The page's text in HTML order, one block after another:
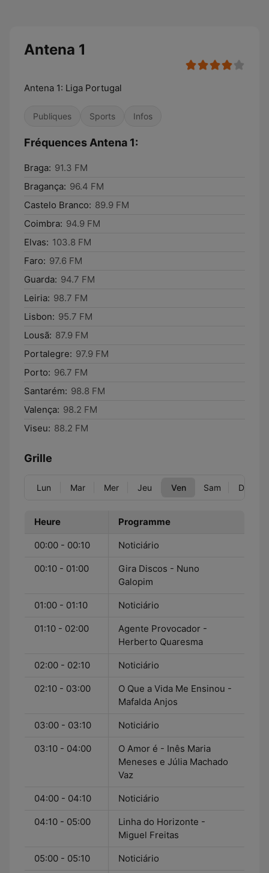
Antena 1
Antena 1: Liga Portugal
Publiques Sports Infos
Fréquences Antena 1:
Braga: 91.3 FM
Bragança: 96.4 FM
Castelo Branco: 89.9 FM
Coimbra: 94.9 FM
Elvas: 103.8 FM
Faro: 97.6 FM
Guarda: 94.7 FM
Leiria: 98.7 FM
Lisbon: 95.7 FM
Lousã: 87.9 FM
Portalegre: 97.9 FM
Porto: 96.7 FM
Santarém: 98.8 FM
Valença: 98.2 FM
Viseu: 88.2 FM
Grille
Lun Mar Mer Jeu Ven Sam Dim
Heure Programme
00:00 - 00:10 Noticiário
00:10 - 01:00
Gira Discos - Nuno
Galopim
01:00 - 01:10 Noticiário
01:10 - 02:00
Agente Provocador -
Herberto Quaresma
02:00 - 02:10 Noticiário
02:10 - 03:00
O Que a Vida Me Ensinou -
Mafalda Anjos
03:00 - 03:10 Noticiário
03:10 - 04:00
O Amor é - Inês Maria
Meneses e Júlia Machado
Vaz
04:00 - 04:10 Noticiário
04:10 - 05:00
Linha do Horizonte -
Miguel Freitas
05:00 - 05:10 Noticiário